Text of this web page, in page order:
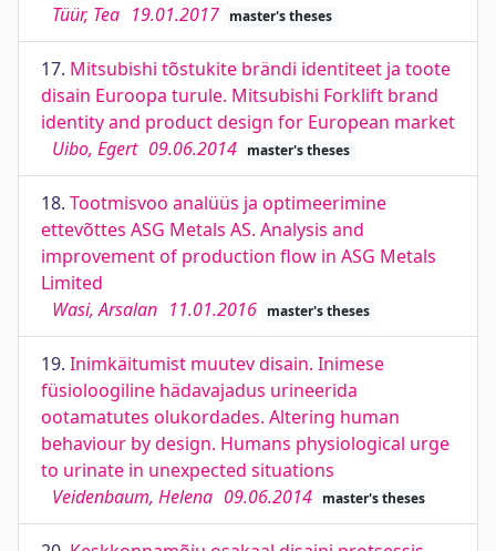
Tüür, Tea 19.01.2017 master's theses
17. Mitsubishi tõstukite brändi identiteet ja toote
disain Euroopa turule. Mitsubishi Forklift brand
identity and product design for European market
Uibo, Egert 09.06.2014 master's theses
18. Tootmisvoo analüüs ja optimeerimine
ettevõttes ASG Metals AS. Analysis and
improvement of production flow in ASG Metals
Limited
Wasi, Arsalan 11.01.2016 master's theses
19. Inimkäitumist muutev disain. Inimese
füsioloogiline hädavajadus urineerida
ootamatutes olukordades. Altering human
behaviour by design. Humans physiological urge
to urinate in unexpected situations
Veidenbaum, Helena 09.06.2014 master's theses